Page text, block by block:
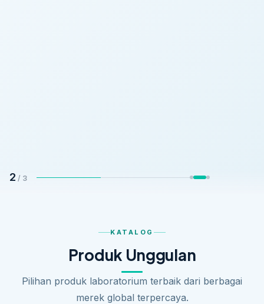
2 / 3
KATALOG
Produk Unggulan
Pilihan produk laboratorium terbaik dari berbagai
merek global terpercaya.